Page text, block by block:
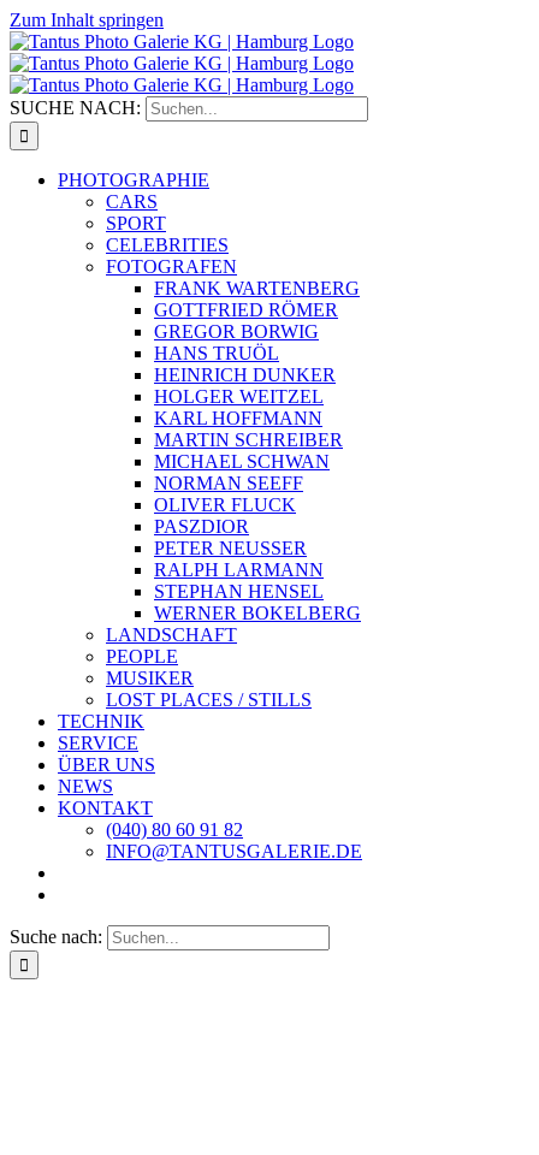
Zum Inhalt springen
SUCHE NACH:
PHOTOGRAPHIE
CARS
SPORT
CELEBRITIES
FOTOGRAFEN
FRANK WARTENBERG
GOTTFRIED RÖMER
GREGOR BORWIG
HANS TRUÖL
HEINRICH DUNKER
HOLGER WEITZEL
KARL HOFFMANN
MARTIN SCHREIBER
MICHAEL SCHWAN
NORMAN SEEFF
OLIVER FLUCK
PASZDIOR
PETER NEUSSER
RALPH LARMANN
STEPHAN HENSEL
WERNER BOKELBERG
LANDSCHAFT
PEOPLE
MUSIKER
LOST PLACES / STILLS
TECHNIK
SERVICE
ÜBER UNS
NEWS
KONTAKT
(040) 80 60 91 82
INFO@TANTUSGALERIE.DE
Suche nach: